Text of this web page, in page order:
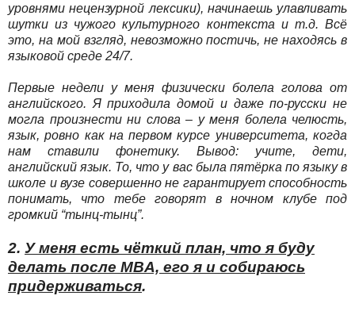
уровнями нецензурной лексики), начинаешь улавливать
шутки из чужого культурного контекста и т.д. Всё
это, на мой взгляд, невозможно постичь, не находясь в
языковой среде 24/7.
Первые недели у меня физически болела голова от
английского. Я приходила домой и даже по-русски не
могла произнести ни слова – у меня болела челюсть,
язык, ровно как на первом курсе университета, когда
нам ставили фонетику. Вывод: учите, дети,
английский язык. То, что у вас была пятёрка по языку в
школе и вузе совершенно не гарантирует способность
понимать, что тебе говорят в ночном клубе под
громкий “тынц-тынц”.
2. У меня есть чёткий план, что я буду
делать после MBA, его я и собираюсь
придерживаться.